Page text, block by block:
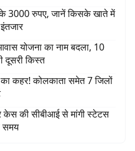
के 3000 रुपए, जानें किसके खाते में
योजना का नाम बदला, 10
दूसरी किस्त
कहर! कोलकाता समेत 7 जिलों
केस की सीबीआई से मांगी स्टेटस
समय